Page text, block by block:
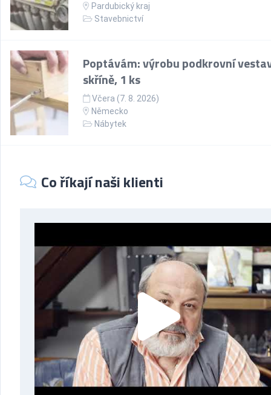
Pardubický kraj
Stavebnictví
Poptávám: výrobu podkrovní
skříně, 1 ks
Včera (7. 8. 2026)
Německo
Nábytek
Co říkají naši klienti